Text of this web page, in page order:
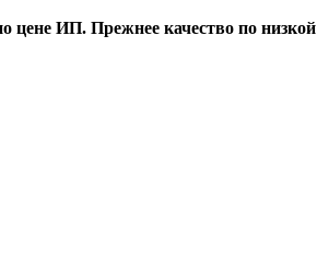
цене ИП. Прежнее качество по низкой